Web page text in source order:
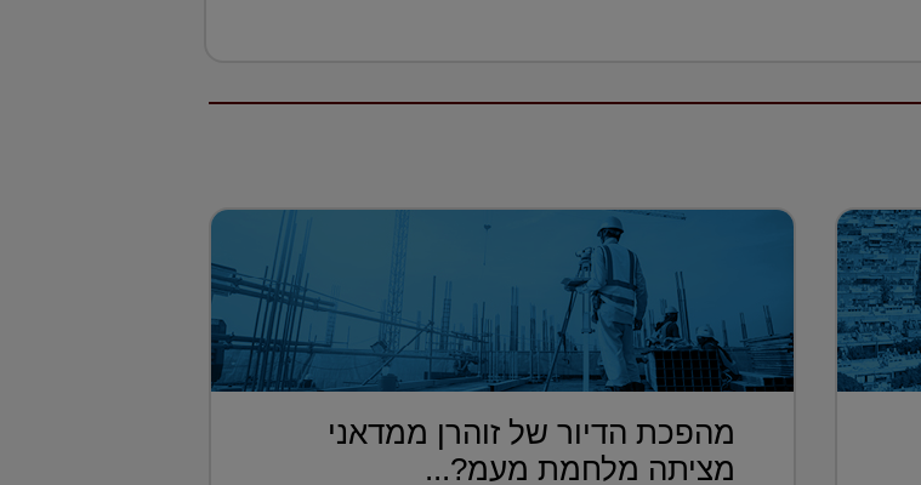
מהפכת הדיור של זוהרן ממדאני
מציתה מלחמת מעמ?...